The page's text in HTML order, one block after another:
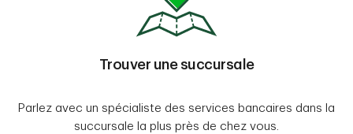
Trouver une succursale
Parlez avec un spécialiste des services bancaires dans la
succursale la plus près de chez vous.